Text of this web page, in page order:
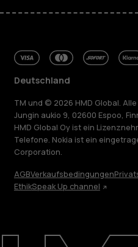
Reparieren,
Deutschland
TM und © 2026 HMD Global.
Jungin aukio 9, 02600 Espoo,
HMD Global Oy ist ein
Telefone. Nokia ist ein
Corporation.
AGBVerkaufsbedingungen
EthikSpeak Up channel